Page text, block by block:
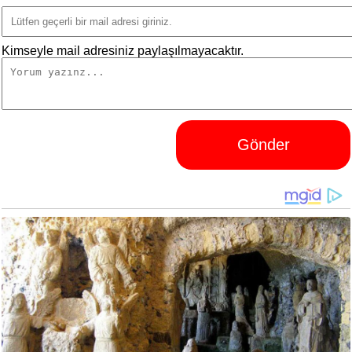
Kimseyle mail adresiniz paylaşılmayacaktır.
Gönder